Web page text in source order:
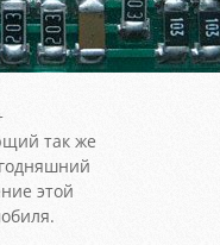
так же
этой